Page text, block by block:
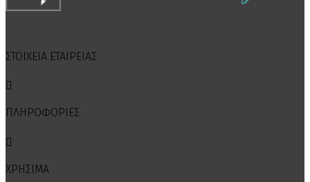
ΣΤΟΙΧΕΙΑ ΕΤΑΙΡΕΙΑΣ

ΠΛΗΡΟΦΟΡΙΕΣ

ΧΡΗΣΙΜΑ